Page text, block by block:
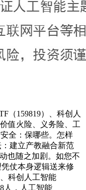
（159819）、科创人
值火险、义务险、工
全：保哪些。怎样
建立产教融合新范
也随之加剧。如您不
仗本身逻辑送来修
科创人工智能
人，人工智能